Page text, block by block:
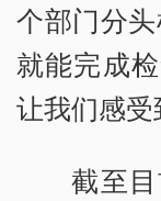
个部门分头
就能完成
让我们感
截至